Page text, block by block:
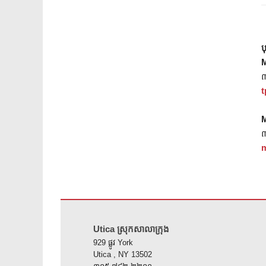
Utica ស្រុកសាលាក្រុង
929 ផ្លូវ York
Utica , NY 13502